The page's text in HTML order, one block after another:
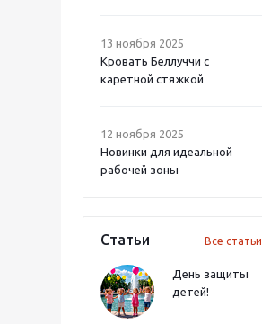
13 ноября 2025
Кровать Беллуччи с
каретной стяжкой
12 ноября 2025
Новинки для идеальной
рабочей зоны
Статьи Все статьи
День защиты
детей!